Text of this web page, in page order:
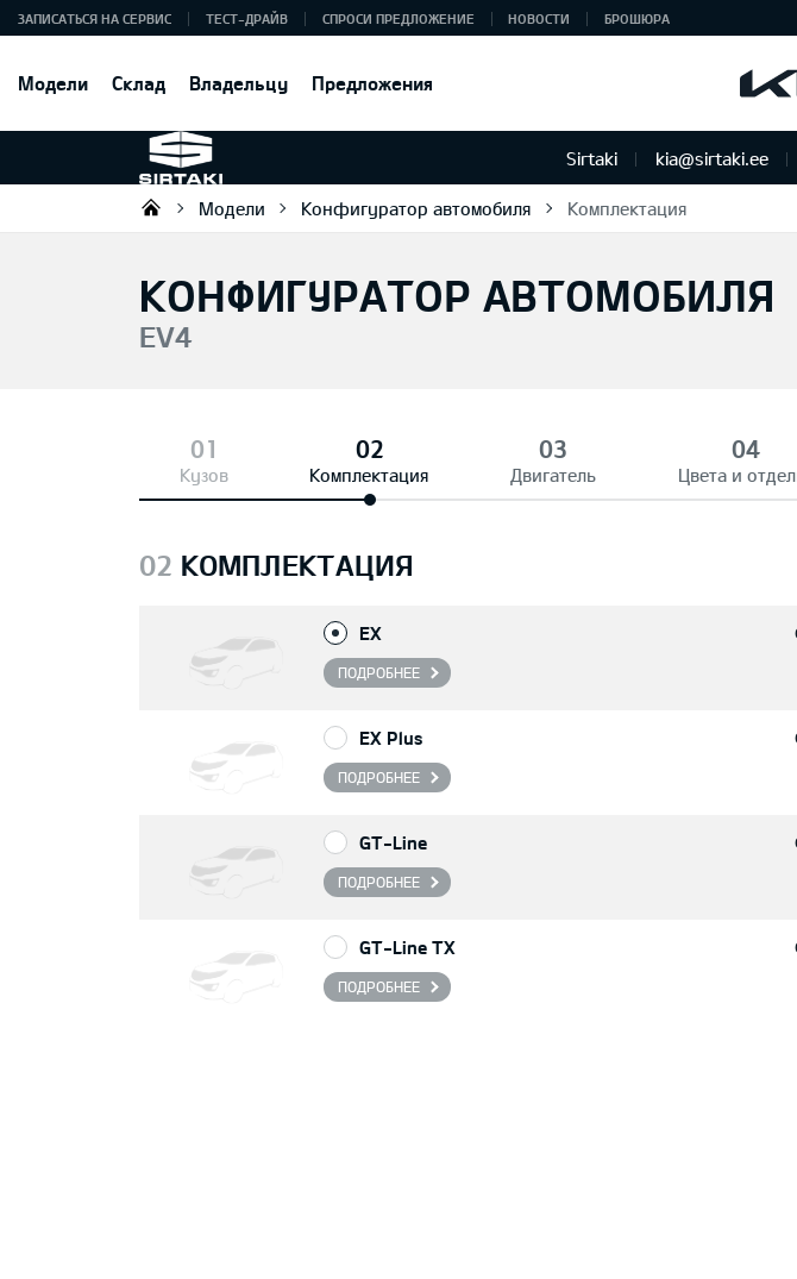
Модели Склад Владельцу Предложения
ЗАПИСАТЬСЯ НА СЕРВИС ТЕСТ-ДРАЙВ СПРОСИ ПРЕДЛОЖЕНИЕ НОВОСТИ БРОШЮРА
Sirtaki kia@sirtaki.ee
Sirtaki OÜ
Модели Конфигуратор автомобиля Комплектация
КОНФИГУРАТОР АВТОМОБИЛЯ
EV4
Кузов Комплектация Двигатель Цвета и
02 КОМПЛЕКТАЦИЯ
EX
ПОДРОБНЕЕ
EX Plus
ПОДРОБНЕЕ
GT-Line
ПОДРОБНЕЕ
GT-Line TX
ПОДРОБНЕЕ